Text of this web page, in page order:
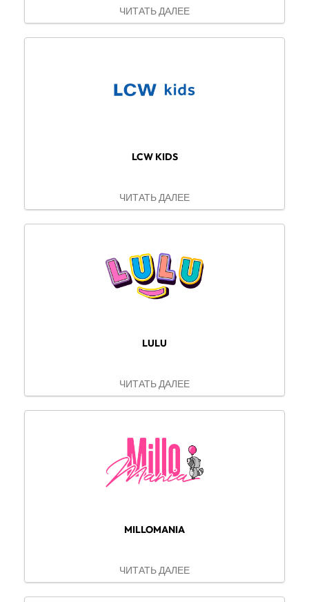
ЧИТАТЬ ДАЛЕЕ
LCW KIDS
ЧИТАТЬ ДАЛЕЕ
LULU
ЧИТАТЬ ДАЛЕЕ
MILLOMANIA
ЧИТАТЬ ДАЛЕЕ